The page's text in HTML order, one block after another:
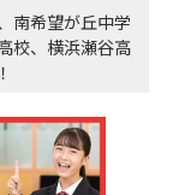
南希望が丘中学
校、横浜瀬谷高